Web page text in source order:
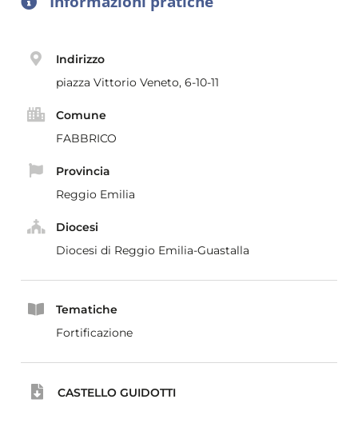
Indirizzo
piazza Vittorio Veneto, 6-10-11
Comune
FABBRICO
Provincia
Reggio Emilia
Diocesi
Diocesi di Reggio Emilia-Guastalla
Tematiche
Fortificazione
CASTELLO GUIDOTTI